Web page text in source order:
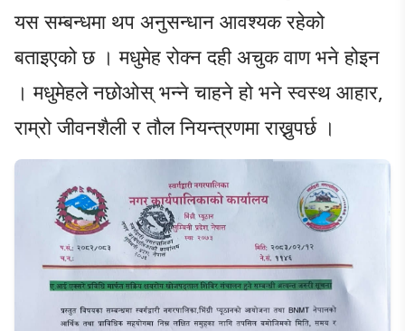
यस सम्बन्धमा थप अनुसन्धान आवश्यक रहेको
बताइएको छ । मधुमेह रोक्न दही अचुक वाण भने होइन
। मधुमेहले नछोओस् भन्ने चाहने हो भने स्वस्थ आहार,
राम्रो जीवनशैली र तौल नियन्त्रणमा राख्नुपर्छ ।